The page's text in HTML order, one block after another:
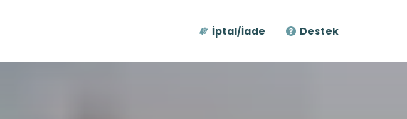
İptal/İade Destek